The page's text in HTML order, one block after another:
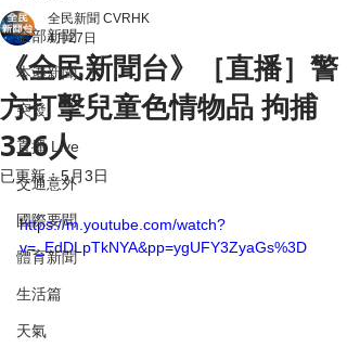
全部新聞
本港新聞
突發
直播 Live
交通意外
國際要聞
體育新聞
生活篇
天氣
《全民新聞台》［直播］警
方打擊兒童色情物品 拘捕
326人
全民新聞 CVRHK
4月27日
已更新：5月3日
https://m.youtube.com/watch?
v=_EdDLpTkNYA&pp=ygUFY3ZyaGs%3D